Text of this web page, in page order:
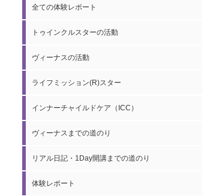
全ての体験レポート
トゥインクルスターの活動
ヴィーナスの活動
ライフミッション(R)スター
インナーチャイルドケア（ICC）
ヴィーナスまでの道のり
リアル日記・1Day開講までの道のり
体験レポート